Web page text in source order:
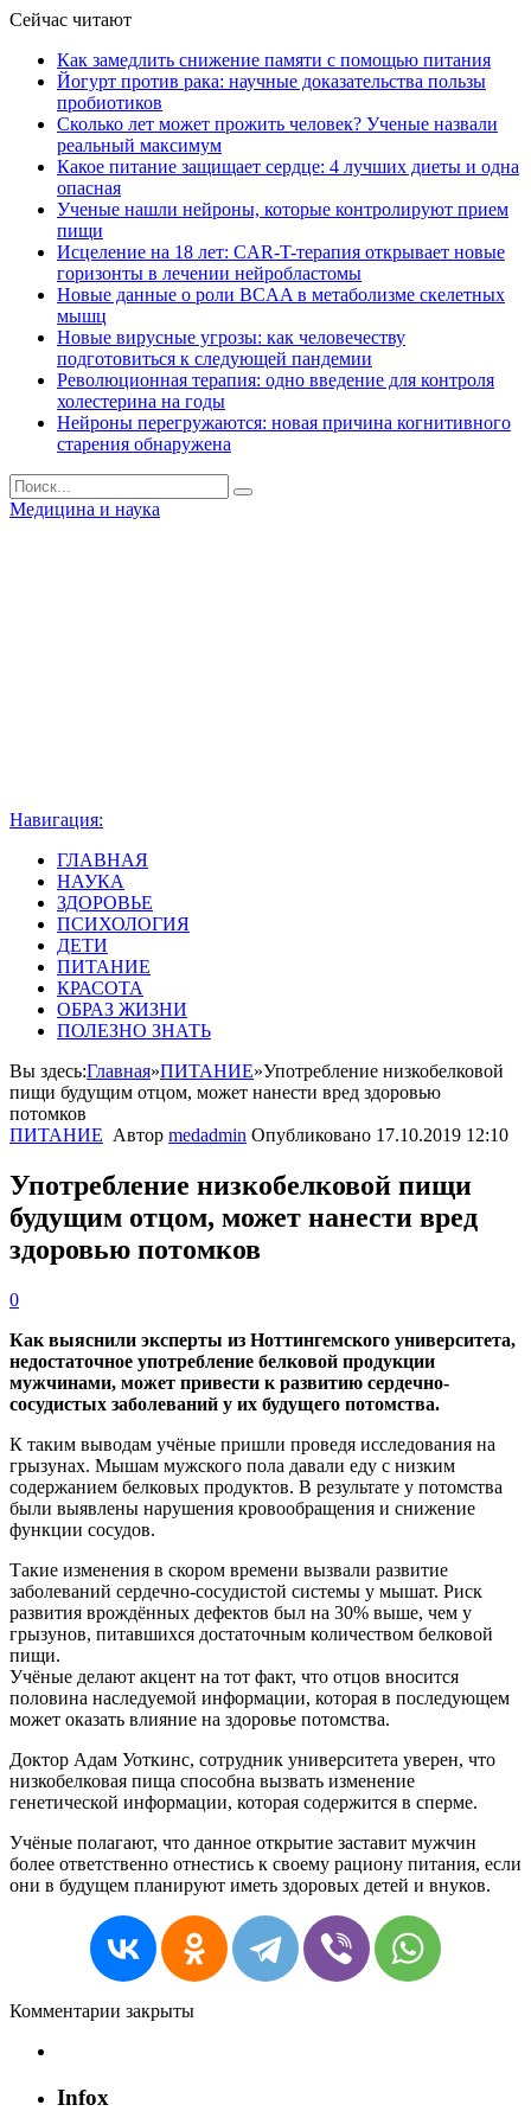
Сейчас читают
Как замедлить снижение памяти с помощью питания
Йогурт против рака: научные доказательства пользы
пробиотиков
Сколько лет может прожить человек? Ученые назвали
реальный максимум
Какое питание защищает сердце: 4 лучших диеты и одна
опасная
Ученые нашли нейроны, которые контролируют прием
пищи
Исцеление на 18 лет: CAR-T-терапия открывает новые
горизонты в лечении нейробластомы
Новые данные о роли BCAA в метаболизме скелетных
мышц
Новые вирусные угрозы: как человечеству
подготовиться к следующей пандемии
Революционная терапия: одно введение для контроля
холестерина на годы
Нейроны перегружаются: новая причина когнитивного
старения обнаружена
Медицина и наука
Навигация:
ГЛАВНАЯ
НАУКА
ЗДОРОВЬЕ
ПСИХОЛОГИЯ
ДЕТИ
ПИТАНИЕ
КРАСОТА
ОБРАЗ ЖИЗНИ
ПОЛЕЗНО ЗНАТЬ
Вы здесь:Главная»ПИТАНИЕ»Употребление низкобелковой
пищи будущим отцом, может нанести вред здоровью
потомков
ПИТАНИЕ Автор medadmin Опубликовано 17.10.2019 12:10
Употребление низкобелковой пищи
будущим отцом, может нанести вред
здоровью потомков
0
Как выяснили эксперты из Ноттингемского университета,
недостаточное употребление белковой продукции
мужчинами, может привести к развитию сердечно-
сосудистых заболеваний у их будущего потомства.
К таким выводам учёные пришли проведя исследования на
грызунах. Мышам мужского пола давали еду с низким
содержанием белковых продуктов. В результате у потомства
были выявлены нарушения кровообращения и снижение
функции сосудов.
Такие изменения в скором времени вызвали развитие
заболеваний сердечно-сосудистой системы у мышат. Риск
развития врождённых дефектов был на 30% выше, чем у
грызунов, питавшихся достаточным количеством белковой
пищи.
Учёные делают акцент на тот факт, что отцов вносится
половина наследуемой информации, которая в последующем
может оказать влияние на здоровье потомства.
Доктор Адам Уоткинс, сотрудник университета уверен, что
низкобелковая пища способна вызвать изменение
генетической информации, которая содержится в сперме.
Учёные полагают, что данное открытие заставит мужчин
более ответственно отнестись к своему рациону питания, если
они в будущем планируют иметь здоровых детей и внуков.
Комментарии закрыты
Infox